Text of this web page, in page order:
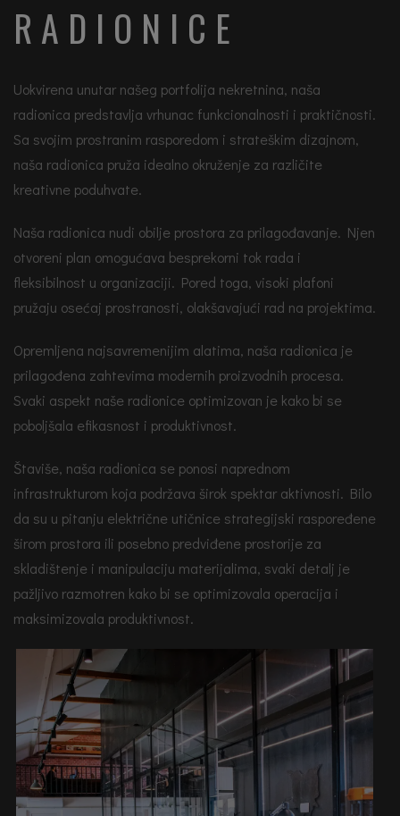
RADIONICE
Uokvirena unutar našeg portfolija nekretnina, naša
radionica predstavlja vrhunac funkcionalnosti i praktičnosti.
Sa svojim prostranim rasporedom i strateškim dizajnom,
naša radionica pruža idealno okruženje za različite
kreativne poduhvate.
Naša radionica nudi obilje prostora za prilagođavanje. Njen
otvoreni plan omogućava besprekorni tok rada i
fleksibilnost u organizaciji. Pored toga, visoki plafoni
pružaju osećaj prostranosti, olakšavajući rad na projektima.
Opremljena najsavremenijim alatima, naša radionica je
prilagođena zahtevima modernih proizvodnih procesa.
Svaki aspekt naše radionice optimizovan je kako bi se
poboljšala efikasnost i produktivnost.
Štaviše, naša radionica se ponosi naprednom
infrastrukturom koja podržava širok spektar aktivnosti. Bilo
da su u pitanju električne utičnice strategijski raspoređene
širom prostora ili posebno predviđene prostorije za
skladištenje i manipulaciju materijalima, svaki detalj je
pažljivo razmotren kako bi se optimizovala operacija i
maksimizovala produktivnost.